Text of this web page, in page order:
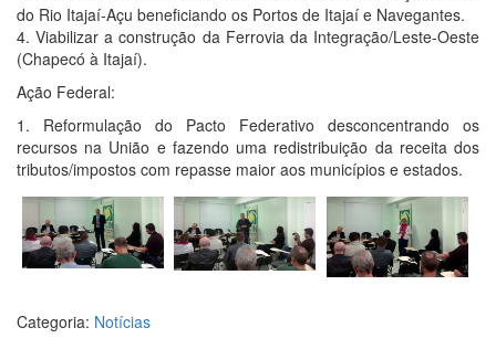
do Rio Itajaí-Açu beneficiando os Portos de Itajaí e Navegantes.
4. Viabilizar a construção da Ferrovia da Integração/Leste-Oeste
(Chapecó à Itajaí).
Ação Federal:
1. Reformulação do Pacto Federativo desconcentrando os
recursos na União e fazendo uma redistribuição da receita dos
tributos/impostos com repasse maior aos municípios e estados.
Categoria: Notícias